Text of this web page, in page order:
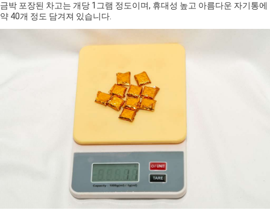
금박 포장된 차고는 개당 1그램 정도이며, 휴대성 높고 아름다운 자기통에
약 40개 정도 담겨져 있습니다.